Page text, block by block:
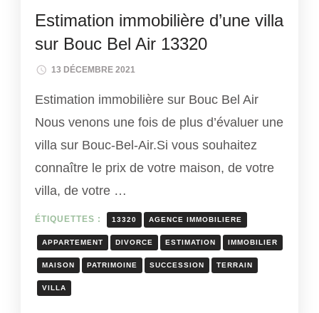
Estimation immobilière d’une villa
sur Bouc Bel Air 13320
13 DÉCEMBRE 2021
Estimation immobilière sur Bouc Bel Air
Nous venons une fois de plus d’évaluer une
villa sur Bouc-Bel-Air.Si vous souhaitez
connaître le prix de votre maison, de votre
villa, de votre …
ÉTIQUETTES : 13320 AGENCE IMMOBILIERE
APPARTEMENT DIVORCE ESTIMATION IMMOBILIER
MAISON PATRIMOINE SUCCESSION TERRAIN
VILLA